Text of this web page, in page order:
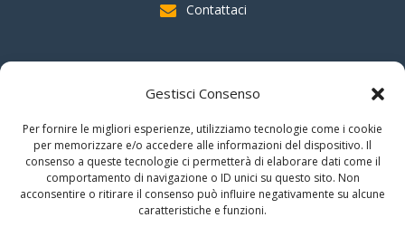
Gestisci Consenso
Per fornire le migliori esperienze, utilizziamo tecnologie come i cookie
per memorizzare e/o accedere alle informazioni del dispositivo. Il
consenso a queste tecnologie ci permetterà di elaborare dati come il
comportamento di navigazione o ID unici su questo sito. Non
acconsentire o ritirare il consenso può influire negativamente su alcune
caratteristiche e funzioni.
Contattaci
SOSTIENI AAS
indicando il
C.F. 96020930010
nella dichiarazione dei redditi e
firmando per la destinazione del"cinque per mille".
Grazie!!